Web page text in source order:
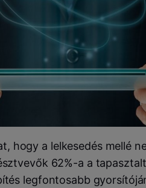
hogy a lelkesedés mellé
62%-a a
legfontosabb